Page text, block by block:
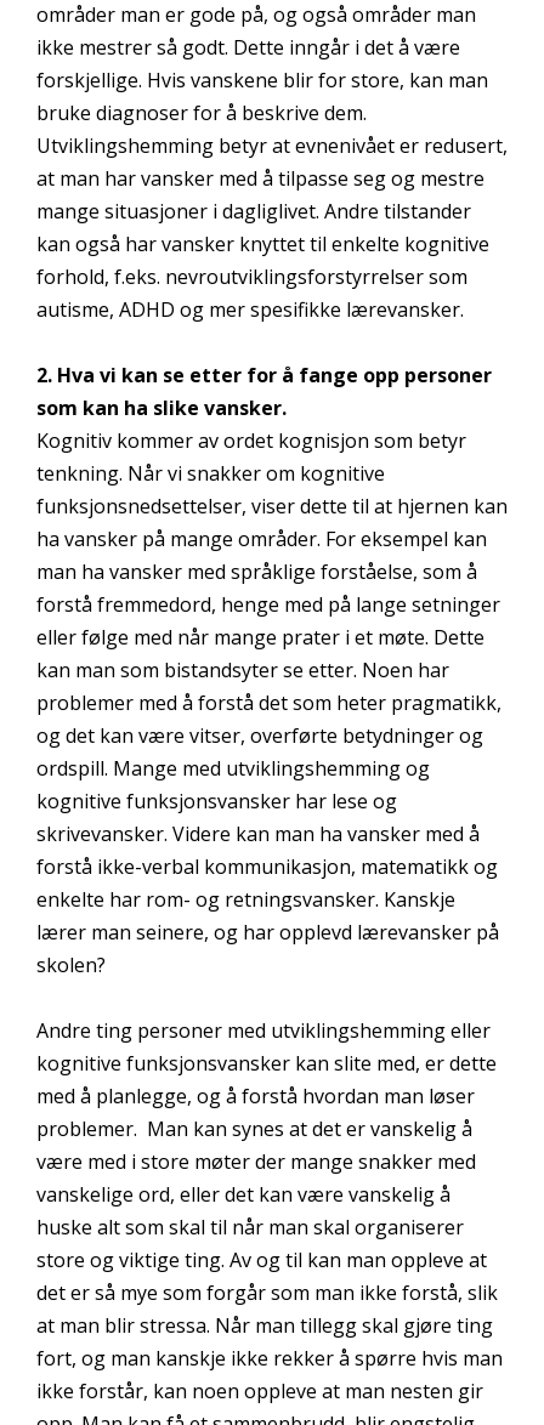
områder man er gode på, og også områder man
ikke mestrer så godt. Dette inngår i det å være
forskjellige. Hvis vanskene blir for store, kan man
bruke diagnoser for å beskrive dem.
Utviklingshemming betyr at evnenivået er redusert,
at man har vansker med å tilpasse seg og mestre
mange situasjoner i dagliglivet. Andre tilstander
kan også har vansker knyttet til enkelte kognitive
forhold, f.eks. nevroutviklingsforstyrrelser som
autisme, ADHD og mer spesifikke lærevansker.
2. Hva vi kan se etter for å fange opp personer
som kan ha slike vansker.
Kognitiv kommer av ordet kognisjon som betyr
tenkning. Når vi snakker om kognitive
funksjonsnedsettelser, viser dette til at hjernen kan
ha vansker på mange områder. For eksempel kan
man ha vansker med språklige forståelse, som å
forstå fremmedord, henge med på lange setninger
eller følge med når mange prater i et møte. Dette
kan man som bistandsyter se etter. Noen har
problemer med å forstå det som heter pragmatikk,
og det kan være vitser, overførte betydninger og
ordspill. Mange med utviklingshemming og
kognitive funksjonsvansker har lese og
skrivevansker. Videre kan man ha vansker med å
forstå ikke-verbal kommunikasjon, matematikk og
enkelte har rom- og retningsvansker. Kanskje
lærer man seinere, og har opplevd lærevansker på
skolen?
Andre ting personer med utviklingshemming eller
kognitive funksjonsvansker kan slite med, er dette
med å planlegge, og å forstå hvordan man løser
problemer. Man kan synes at det er vanskelig å
være med i store møter der mange snakker med
vanskelige ord, eller det kan være vanskelig å
huske alt som skal til når man skal organiserer
store og viktige ting. Av og til kan man oppleve at
det er så mye som forgår som man ikke forstå, slik
at man blir stressa. Når man tillegg skal gjøre ting
fort, og man kanskje ikke rekker å spørre hvis man
ikke forstår, kan noen oppleve at man nesten gir